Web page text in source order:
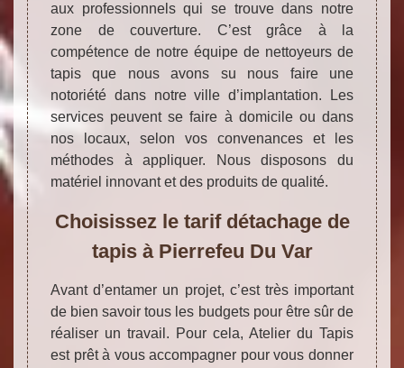
aux professionnels qui se trouve dans notre
zone de couverture. C’est grâce à la
compétence de notre équipe de nettoyeurs de
tapis que nous avons su nous faire une
notoriété dans notre ville d’implantation. Les
services peuvent se faire à domicile ou dans
nos locaux, selon vos convenances et les
méthodes à appliquer. Nous disposons du
matériel innovant et des produits de qualité.
Choisissez le tarif détachage de
tapis à Pierrefeu Du Var
Avant d’entamer un projet, c’est très important
de bien savoir tous les budgets pour être sûr de
réaliser un travail. Pour cela, Atelier du Tapis
est prêt à vous accompagner pour vous donner